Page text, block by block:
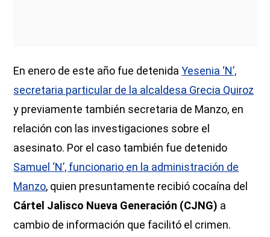
En enero de este año fue detenidaYesenia ‘N’,
secretaria particular de la alcaldesa Grecia Quiroz
y previamente también secretaria de Manzo, en
relación con las investigaciones sobre el
asesinato. Por el caso también fue detenido
Samuel ‘N’, funcionario en la administración de
Manzo, quien presuntamente recibió cocaína del
Cártel Jalisco Nueva Generación (CJNG) a
cambio de información que facilitó el crimen.